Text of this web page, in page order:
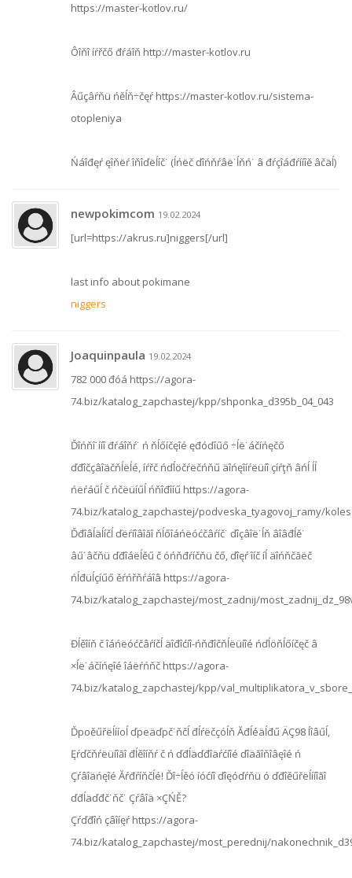
https://master-kotlov.ru/
Ôîňî íŕřčő đŕáîň http://master-kotlov.ru
Âűçâŕňü ńěĺň÷čęŕ https://master-kotlov.ru/sistema-
otopleniya
Ńáîđęŕ ęîňëŕ îňîďëĺíč˙ (ĺńëč ďîńňŕâë˙ĺňń˙ â đŕçîáđŕííîě âčäĺ)
newpokimcom 19.02.2024
[url=https://akrus.ru]niggers[/url]
last info about pokimane
niggers
Joaquinpaula 19.02.2024
782 000 đóá https://agora-
74.biz/katalog_zapchastej/kpp/shponka_d395b_04_043
Ďîńňî˙ííî đŕáîňŕ˙ ń ňĺőíčęîé ęđóďíűő ÷ĺë˙áčíńęčő
ďđîčçâîäčňĺëĺé, íŕřč ńďĺöčŕëčńňű äîńęîíŕëüíî çíŕţň âńĺ ĺĺ
ńëŕáűĺ č ńčëüíűĺ ńňîđîíű https://agora-
74.biz/katalog_zapchastej/podveska_tyagovoj_ramy/
Ďđîâĺäĺíčĺ ďëŕíîâîăî ňĺőîáńëóćčâŕíč˙ ďîçâîë˙ĺň âîâđĺě˙
âű˙âčňü ďđîáëĺěű č óńňđŕíčňü čő, ďîęŕ îíč íĺ äîńňčăëč
ńĺđüĺçíűő ěŕńřňŕáîâ https://agora-
74.biz/katalog_zapchastej/most_zadnij/
Đĺěîíň č îáńëóćčâŕíčĺ äîđîćíî-ńňđîčňĺëüíîé ńďĺöňĺőíčęč â
×ĺë˙áčíńęîé îáëŕńňč https://agora-
74.biz/katalog_zapchastej/kpp/
Ďpoěűřëĺííoĺ ďpeäďpč˙ňčĺ đĺŕëčçóĺň Ăđĺéäĺđű ÄÇ98 Íîâűĺ,
Ęŕďčňŕëüíîăî đĺěîíňŕ č ń ďđĺäďđîäŕćíîé ďîäăîňîâęîé ń
Çŕâîäńęîé Ăŕđŕíňčĺé! Ďî÷ĺěó íóćíî ďîęóďŕňü ó ďđîěűřëĺííîăî
ďđĺäďđč˙ňč˙ Çŕâîä ×ÇŃĚ?
Çŕďđîń çâîíęŕ https://agora-
74.biz/katalog_zapchastej/most_perednij/